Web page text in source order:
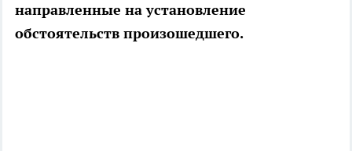
направленные на установление
обстоятельств произошедшего.